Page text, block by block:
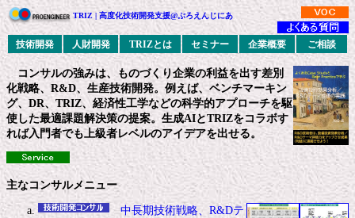
TRIZ | 高度化技術開発支援@ぷろえんじにあ
技術開発 人財開発 TRIZとは セミナー 企業概要 ご相談
コンサルの強みは、 ものづくり企業の利益を出す差別
化戦略、R&D、生産技術開発。例えば、ベンチマーキン
グ、DR、TRIZ、経済性工学などの科学的アプローチを駆
使した最適課題解決策の提案。生成AIとTRIZをコラボす
れば入門者でも上級者レベルのアイデアを出せる。
主なコンサルメニュー
中長期技術戦略、R&Dテ